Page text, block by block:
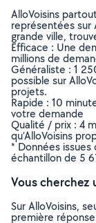
AlloVoisins
représentées sur
grande ville,
Efficace : Une
millions de
Généraliste : 1
possible sur
projets.
Rapide : 10
votre demande
Qualité / prix : 4
qu’AlloVoisins
* Données issues
échantillon de 5
Vous cherchez
Sur AlloVoisins,
première